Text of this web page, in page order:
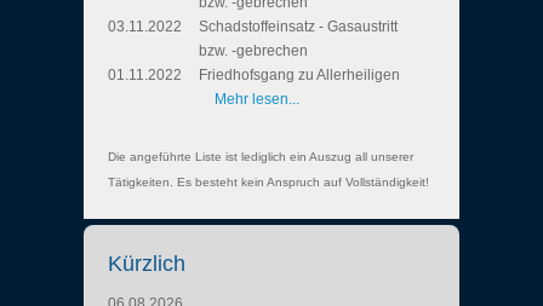
03.11.2022
Schadstoffeinsatz - Gasaustritt
bzw. -gebrechen
01.11.2022
Friedhofsgang zu Allerheiligen
Mehr lesen...
Die angeführte Liste ist lediglich ein Auszug all unserer
Tätigkeiten. Es besteht kein Anspruch auf Vollständigkeit!
Kürzlich